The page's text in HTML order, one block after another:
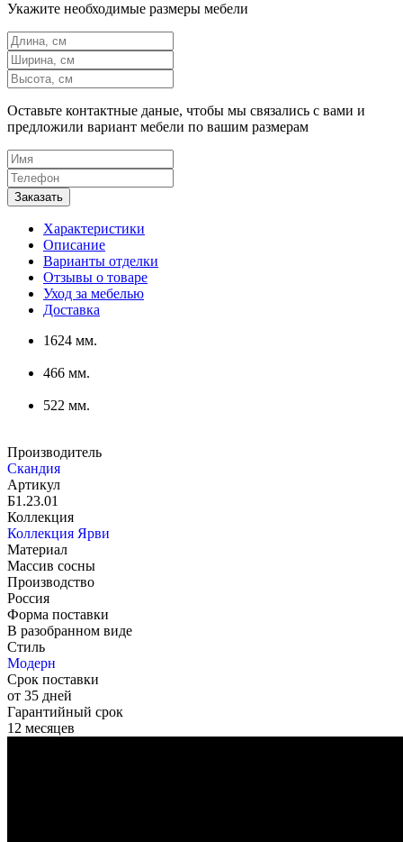
Укажите необходимые размеры мебели
Оставьте контактные даные, чтобы мы связались с вами и
предложили вариант мебели по вашим размерам
Характеристики
Описание
Варианты отделки
Отзывы о товаре
Уход за мебелью
Доставка
1624 мм.
466 мм.
522 мм.
Производитель
Скандия
Артикул
Б1.23.01
Коллекция
Коллекция Ярви
Материал
Массив сосны
Производство
Россия
Форма поставки
В разобранном виде
Стиль
Модерн
Срок поставки
от 35 дней
Гарантийный срок
12 месяцев